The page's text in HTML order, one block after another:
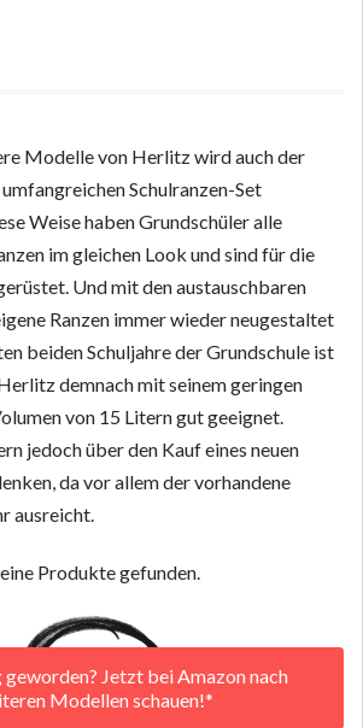
Modelle von Herlitz wird auch der
Schulranzen-Set
Weise haben Grundschüler alle
im gleichen Look und sind für die
Und mit den austauschbaren
Ranzen immer wieder neugestaltet
beiden Schuljahre der Grundschule ist
demnach mit seinem geringen
von 15 Litern gut geeignet.
jedoch über den Kauf eines neuen
da vor allem der vorhandene
ausreicht.
Produkte gefunden.
Jetzt bei Amazon nach
Modellen schauen!*